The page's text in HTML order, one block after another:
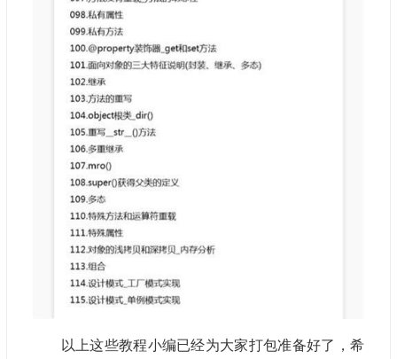
以上这些教程小编已经为大家打包准备好了，希